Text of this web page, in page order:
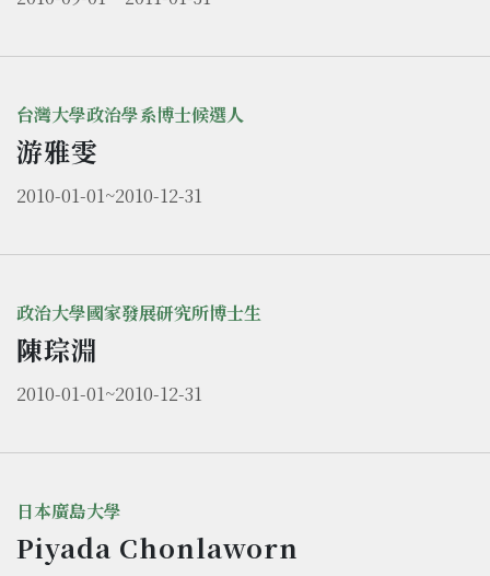
台灣大學政治學系博士候選人
游雅雯
2010-01-01~2010-12-31
政治大學國家發展研究所博士生
陳琮淵
2010-01-01~2010-12-31
日本廣島大學
Piyada Chonlaworn